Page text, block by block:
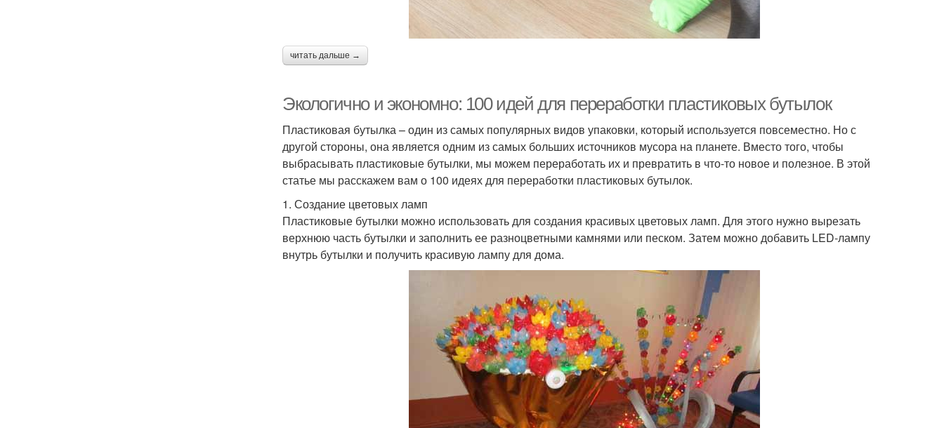
читать дальше →
Экологично и экономно: 100 идей для переработки пластиковых бутылок
Пластиковая бутылка – один из самых популярных видов упаковки, который используется повсеместно. Но с
другой стороны, она является одним из самых больших источников мусора на планете. Вместо того, чтобы
выбрасывать пластиковые бутылки, мы можем переработать их и превратить в что-то новое и полезное. В этой
статье мы расскажем вам о 100 идеях для переработки пластиковых бутылок.
1. Создание цветовых ламп
Пластиковые бутылки можно использовать для создания красивых цветовых ламп. Для этого нужно вырезать
верхнюю часть бутылки и заполнить ее разноцветными камнями или песком. Затем можно добавить LED-лампу
внутрь бутылки и получить красивую лампу для дома.